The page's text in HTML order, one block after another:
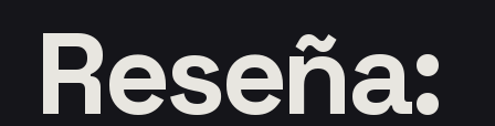
Reseña: